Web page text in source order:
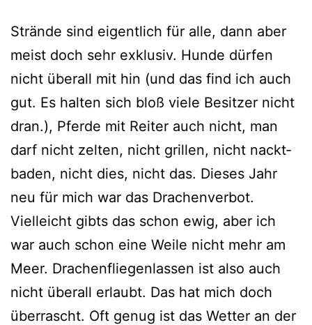
Strände sind eigent­lich für alle, dann aber
meist doch sehr exklu­siv. Hunde dür­fen
nicht über­all mit hin (und das find ich auch
gut. Es hal­ten sich bloß vie­le Besitzer nicht
dran.), Pferde mit Reiter auch nicht, man
darf nicht zel­ten, nicht gril­len, nicht nackt­
ba­den, nicht dies, nicht das. Dieses Jahr
neu für mich war das Drachenverbot.
Vielleicht gibts das schon ewig, aber ich
war auch schon eine Weile nicht mehr am
Meer. Drachenfliegenlassen ist also auch
nicht über­all erlaubt. Das hat mich doch
über­rascht. Oft genug ist das Wetter an der